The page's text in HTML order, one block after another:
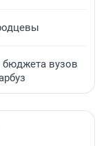
бюджета вузов